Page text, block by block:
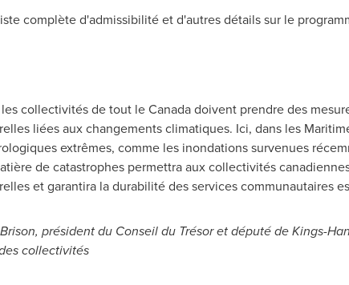
complète d'admissibilité et d'autres détails sur le
les collectivités de tout leCanadadoivent prendre des
liées aux changements climatiques. Ici, dans les
extrêmes, comme les inondations survenues
de catastrophes permettra aux collectivités
et garantira la durabilité des services communautaires
, président du Conseil du Trésor et député de Kings-
collectivités